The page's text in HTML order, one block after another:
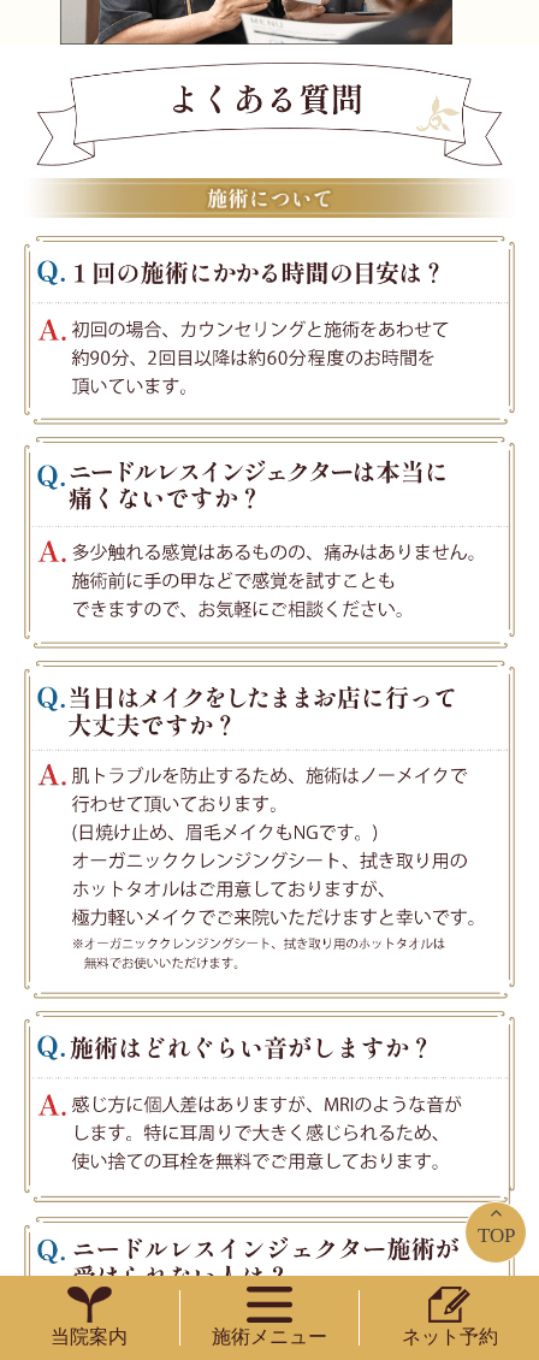
TOP
当院案内 施術メニュー ネット予約